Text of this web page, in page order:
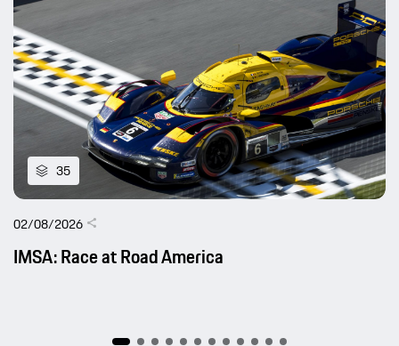
35
02/08/2026
IMSA: Race at Road America